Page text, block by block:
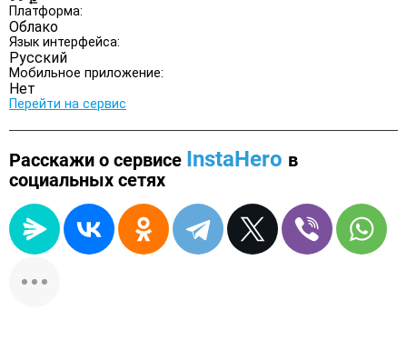
Платформа:
Облако
Язык интерфейса:
Русский
Мобильное приложение:
Нет
Перейти на сервис
Расскажи о сервисе InstaHero в
социальных сетях